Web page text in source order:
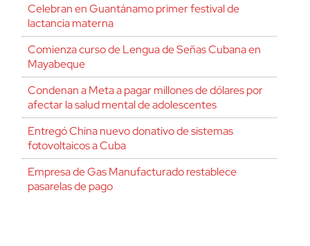
Celebran en Guantánamo primer festival de
lactancia materna
Comienza curso de Lengua de Señas Cubana en
Mayabeque
Condenan a Meta a pagar millones de dólares por
afectar la salud mental de adolescentes
Entregó China nuevo donativo de sistemas
fotovoltaicos a Cuba
Empresa de Gas Manufacturado restablece
pasarelas de pago